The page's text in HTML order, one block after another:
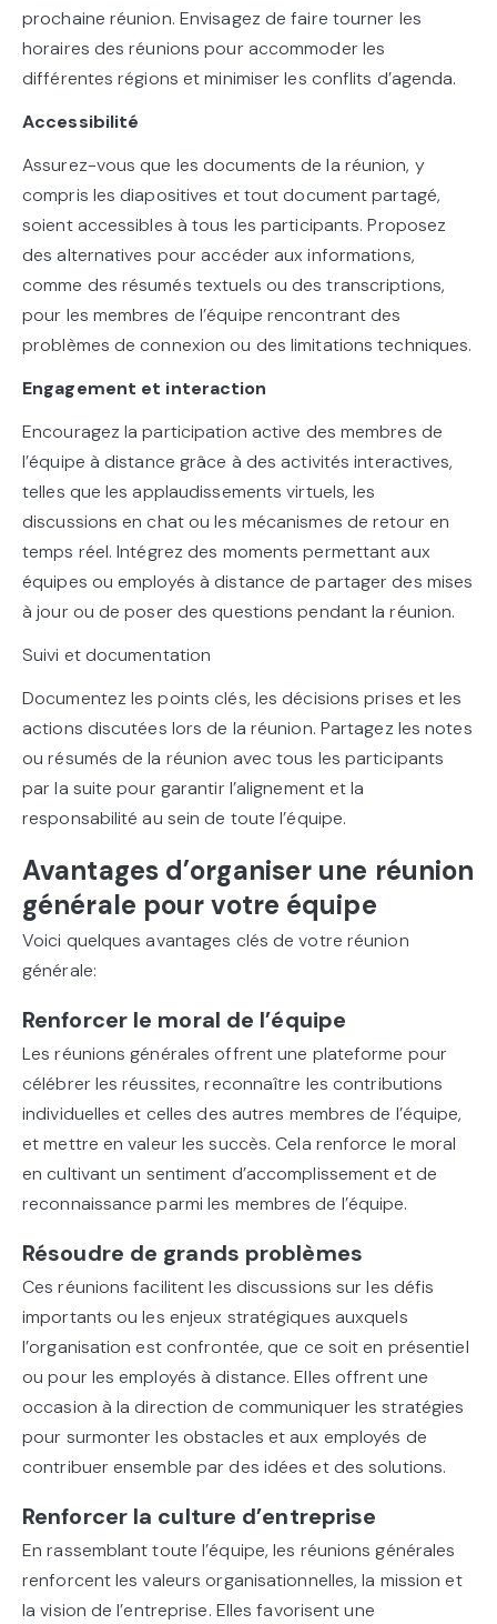
prochaine réunion. Envisagez de faire tourner les
horaires des réunions pour accommoder les
différentes régions et minimiser les conflits d’agenda.
Accessibilité
Assurez-vous que les documents de la réunion, y
compris les diapositives et tout document partagé,
soient accessibles à tous les participants. Proposez
des alternatives pour accéder aux informations,
comme des résumés textuels ou des transcriptions,
pour les membres de l’équipe rencontrant des
problèmes de connexion ou des limitations techniques.
Engagement et interaction
Encouragez la participation active des membres de
l’équipe à distance grâce à des activités interactives,
telles que les applaudissements virtuels, les
discussions en chat ou les mécanismes de retour en
temps réel. Intégrez des moments permettant aux
équipes ou employés à distance de partager des mises
à jour ou de poser des questions pendant la réunion.
Suivi et documentation
Documentez les points clés, les décisions prises et les
actions discutées lors de la réunion. Partagez les notes
ou résumés de la réunion avec tous les participants
par la suite pour garantir l’alignement et la
responsabilité au sein de toute l’équipe.
Avantages d’organiser une réunion
générale pour votre équipe
Voici quelques avantages clés de votre réunion
générale:
Renforcer le moral de l’équipe
Les réunions générales offrent une plateforme pour
célébrer les réussites, reconnaître les contributions
individuelles et celles des autres membres de l’équipe,
et mettre en valeur les succès. Cela renforce le moral
en cultivant un sentiment d’accomplissement et de
reconnaissance parmi les membres de l’équipe.
Résoudre de grands problèmes
Ces réunions facilitent les discussions sur les défis
importants ou les enjeux stratégiques auxquels
l’organisation est confrontée, que ce soit en présentiel
ou pour les employés à distance. Elles offrent une
occasion à la direction de communiquer les stratégies
pour surmonter les obstacles et aux employés de
contribuer ensemble par des idées et des solutions.
Renforcer la culture d’entreprise
En rassemblant toute l’équipe, les réunions générales
renforcent les valeurs organisationnelles, la mission et
la vision de l’entreprise. Elles favorisent une